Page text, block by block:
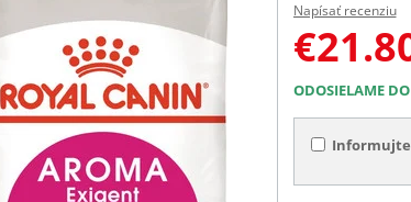
Napísať recenziu
€
ODOSIELAME
Informujte